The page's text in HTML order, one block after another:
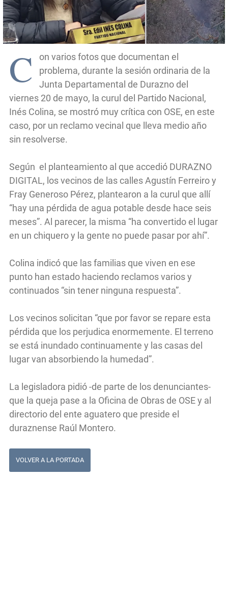
C
on varios fotos que documentan el
problema, durante la sesión ordinaria de la
Junta Departamental de Durazno del
viernes 20 de mayo, la curul del Partido Nacional,
Inés Colina, se mostró muy crítica con OSE, en este
caso, por un reclamo vecinal que lleva medio año
sin resolverse.
Según el planteamiento al que accedió DURAZNO
DIGITAL, los vecinos de las calles Agustín Ferreiro y
Fray Generoso Pérez, plantearon a la curul que allí
“hay una pérdida de agua potable desde hace seis
meses”. Al parecer, la misma “ha convertido el lugar
en un chiquero y la gente no puede pasar por ahí”.
Colina indicó que las familias que viven en ese
punto han estado haciendo reclamos varios y
continuados “sin tener ninguna respuesta”.
Los vecinos solicitan “que por favor se repare esta
pérdida que los perjudica enormemente. El terreno
se está inundado continuamente y las casas del
lugar van absorbiendo la humedad”.
La legisladora pidió -de parte de los denunciantes-
que la queja pase a la Oficina de Obras de OSE y al
directorio del ente aguatero que preside el
duraznense Raúl Montero.
VOLVER A LA PORTADA